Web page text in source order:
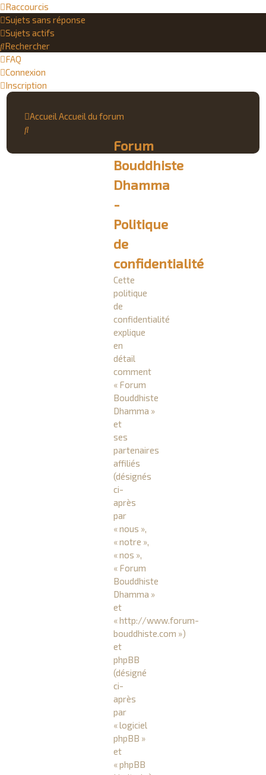
Raccourcis
Sujets sans réponse
Sujets actifs
Rechercher
FAQ
Connexion
Inscription
AccueilAccueil du forum
Forum
Bouddhiste
Dhamma
-
Politique
de
confidentialité
Cette
politique
de
confidentialité
explique
en
détail
comment
« Forum
Bouddhiste
Dhamma »
et
ses
partenaires
affiliés
(désignés
ci-
après
par
« nous »,
« notre »,
« nos »,
« Forum
Bouddhiste
Dhamma »
et
« http://www.forum-
bouddhiste.com »)
et
phpBB
(désigné
ci-
après
par
« logiciel
phpBB »
et
« phpBB